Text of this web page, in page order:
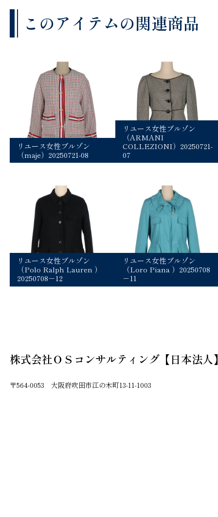
このアイテムの関連商品
リユース女性ブルゾン
（maje）20250721-08
リユース女性ブルゾン
（ARMANI
COLLEZIONI）20250721-
07
リユース女性ブルゾン
（Polo Ralph Lauren ）
20250708－12
リユース女性ブルゾン
（Loro Piana ）20250708
－11
株式会社ＯＳコンサルティング【日本法人
〒564-0053 大阪府吹田市江の木町13-11-1003